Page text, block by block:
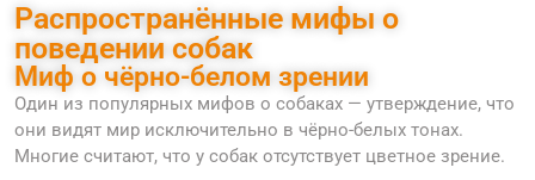
Распространённые мифы о
поведении собак
Миф о чёрно-белом зрении
Один из популярных мифов о собаках — утверждение, что
они видят мир исключительно в чёрно-белых тонах.
Многие считают, что у собак отсутствует цветное зрение.